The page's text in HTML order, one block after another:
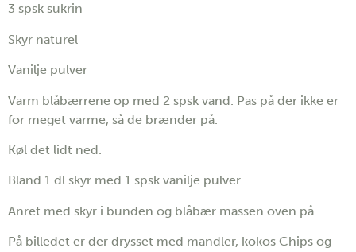
3 spsk sukrin
Skyr naturel
Vanilje pulver
Varm blåbærrene op med 2 spsk vand. Pas på der ikke er
for meget varme, så de brænder på.
Køl det lidt ned.
Bland 1 dl skyr med 1 spsk vanilje pulver
Anret med skyr i bunden og blåbær massen oven på.
På billedet er der drysset med mandler, kokos Chips og